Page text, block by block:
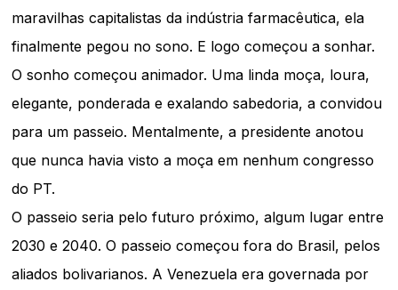
maravilhas capitalistas da indústria farmacêutica, ela
finalmente pegou no sono. E logo começou a sonhar.
O sonho começou animador. Uma linda moça, loura,
elegante, ponderada e exalando sabedoria, a convidou
para um passeio. Mentalmente, a presidente anotou
que nunca havia visto a moça em nenhum congresso
do PT.
O passeio seria pelo futuro próximo, algum lugar entre
2030 e 2040. O passeio começou fora do Brasil, pelos
aliados bolivarianos. A Venezuela era governada por